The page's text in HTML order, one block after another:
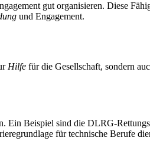
gut organisieren. Diese
und Engagement.
Hilfe für die Gesellschaft, sondern
Ein Beispiel sind die DLRG-
für technische Berufe